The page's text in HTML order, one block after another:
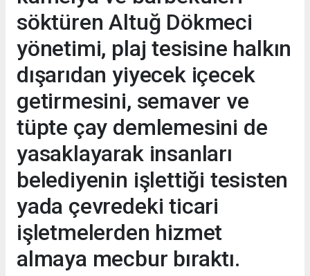
söktüren Altuğ Dökmeci
yönetimi, plaj tesisine halkın
dışarıdan yiyecek içecek
getirmesini, semaver ve
tüpte çay demlemesini de
yasaklayarak insanları
belediyenin işlettiği tesisten
yada çevredeki ticari
işletmelerden hizmet
almaya mecbur bıraktı.